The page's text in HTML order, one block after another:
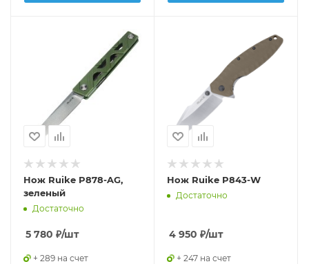
Нож Ruike P878-AG,
зеленый
Достаточно
5 780 ₽/шт
+ 289 на счет
Нож Ruike P843-W
Достаточно
4 950 ₽/шт
+ 247 на счет